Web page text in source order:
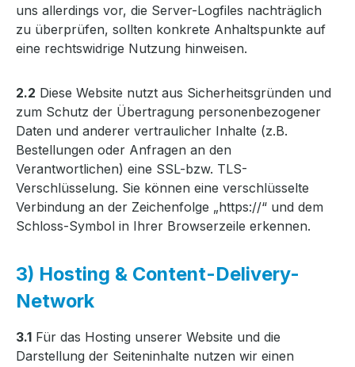
uns allerdings vor, die Server-Logfiles nachträglich
zu überprüfen, sollten konkrete Anhaltspunkte auf
eine rechtswidrige Nutzung hinweisen.
2.2 Diese Website nutzt aus Sicherheitsgründen und
zum Schutz der Übertragung personenbezogener
Daten und anderer vertraulicher Inhalte (z.B.
Bestellungen oder Anfragen an den
Verantwortlichen) eine SSL-bzw. TLS-
Verschlüsselung. Sie können eine verschlüsselte
Verbindung an der Zeichenfolge „https://“ und dem
Schloss-Symbol in Ihrer Browserzeile erkennen.
3) Hosting & Content-Delivery-
Network
3.1 Für das Hosting unserer Website und die
Darstellung der Seiteninhalte nutzen wir einen